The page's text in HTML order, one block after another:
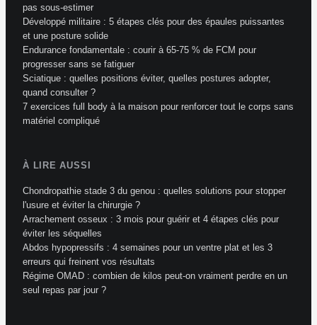
pas sous-estimer
Développé militaire : 5 étapes clés pour des épaules puissantes
et une posture solide
Endurance fondamentale : courir à 65-75 % de FCM pour
progresser sans se fatiguer
Sciatique : quelles positions éviter, quelles postures adopter,
quand consulter ?
7 exercices full body à la maison pour renforcer tout le corps sans
matériel compliqué
À LIRE AUSSI
Chondropathie stade 3 du genou : quelles solutions pour stopper
l'usure et éviter la chirurgie ?
Arrachement osseux : 3 mois pour guérir et 4 étapes clés pour
éviter les séquelles
Abdos hypopressifs : 4 semaines pour un ventre plat et les 3
erreurs qui freinent vos résultats
Régime OMAD : combien de kilos peut-on vraiment perdre en un
seul repas par jour ?